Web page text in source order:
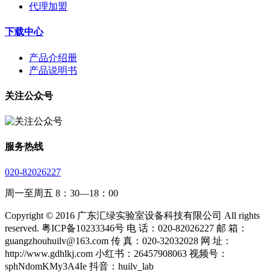
代理加盟
下载中心
产品介绍册
产品说明书
关注公众号
服务热线
020-82026227
周一至周五 8：30—18：00
Copyright © 2016 广东汇绿实验室设备科技有限公司 All rights
reserved. 粤ICP备10233346号 电 话：020-82026227 邮 箱：
guangzhouhuilv@163.com 传 真：020-32032028 网 址：
http://www.gdhlkj.com 小红书：26457908063 视频号：
sphNdomKMy3A4Ie 抖音：huilv_lab